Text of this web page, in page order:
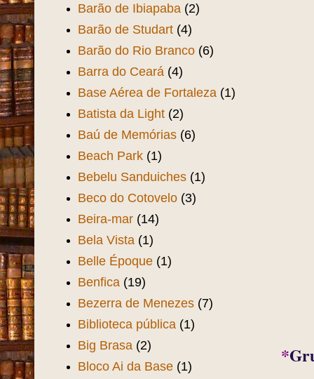
*
Barão de Ibiapaba (2)
Barão de Studart (4)
Barão do Rio Branco (6)
Barra do Ceará (4)
Base Aérea de Fortaleza (1)
Batista da Light (2)
Baú de Memórias (6)
Beach Park (1)
Bebelu Sanduiches (1)
Beco do Cotovelo (3)
Beira-mar (14)
Bela Vista (1)
Belle Époque (1)
Benfica (19)
Bezerra de Menezes (7)
Biblioteca pública (1)
Big Brasa (2)
Bloco Ai da Base (1)